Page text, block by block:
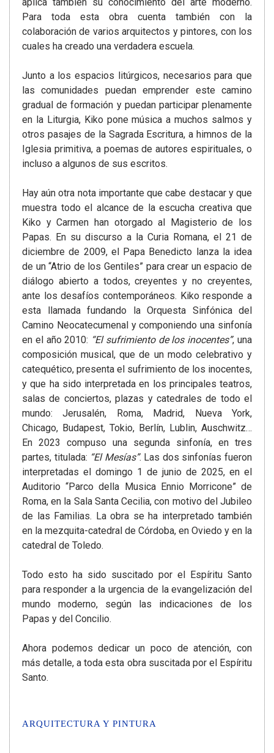
Para toda esta obra cuenta también con la
colaboración de varios arquitectos y pintores, con los
cuales ha creado una verdadera escuela.
Junto a los espacios litúrgicos, necesarios para que
las comunidades puedan emprender este camino
gradual de formación y puedan participar plenamente
en la Liturgia, Kiko pone música a muchos salmos y
otros pasajes de la Sagrada Escritura, a himnos de la
Iglesia primitiva, a poemas de autores espirituales, o
incluso a algunos de sus escritos.
Hay aún otra nota importante que cabe destacar y que
muestra todo el alcance de la escucha creativa que
Kiko y Carmen han otorgado al Magisterio de los
Papas. En su discurso a la Curia Romana, el 21 de
diciembre de 2009, el Papa Benedicto lanza la idea
de un “Atrio de los Gentiles” para crear un espacio de
diálogo abierto a todos, creyentes y no creyentes,
ante los desafíos contemporáneos. Kiko responde a
esta llamada fundando la Orquesta Sinfónica del
Camino Neocatecumenal y componiendo una sinfonía
en el año 2010: “El sufrimiento de los inocentes”, una
composición musical, que de un modo celebrativo y
catequético, presenta el sufrimiento de los inocentes,
y que ha sido interpretada en los principales teatros,
salas de conciertos, plazas y catedrales de todo el
mundo: Jerusalén, Roma, Madrid, Nueva York,
Chicago, Budapest, Tokio, Berlín, Lublin, Auschwitz…
En 2023 compuso una segunda sinfonía, en tres
partes, titulada: “El Mesías”. Las dos sinfonías fueron
interpretadas el domingo 1 de junio de 2025, en el
Auditorio “Parco della Musica Ennio Morricone” de
Roma, en la Sala Santa Cecilia, con motivo del Jubileo
de las Familias. La obra se ha interpretado también
en la mezquita-catedral de Córdoba, en Oviedo y en la
catedral de Toledo.
Todo esto ha sido suscitado por el Espíritu Santo
para responder a la urgencia de la evangelización del
mundo moderno, según las indicaciones de los
Papas y del Concilio.
Ahora podemos dedicar un poco de atención, con
más detalle, a toda esta obra suscitada por el Espíritu
Santo.
ARQUITECTURA Y PINTURA